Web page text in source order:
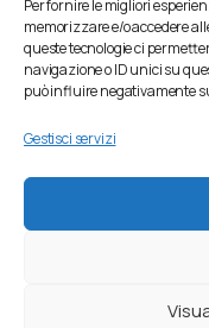
Per fornire le migliori
memorizzare e/o accedere
queste tecnologie ci
navigazione o ID unici su
può influire negativamente
Gestisci servizi